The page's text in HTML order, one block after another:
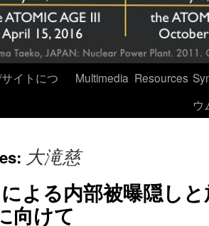
イトにつ
Multimedia Resources
ウ
大滝慈
よる内部被曝隠し
向けて